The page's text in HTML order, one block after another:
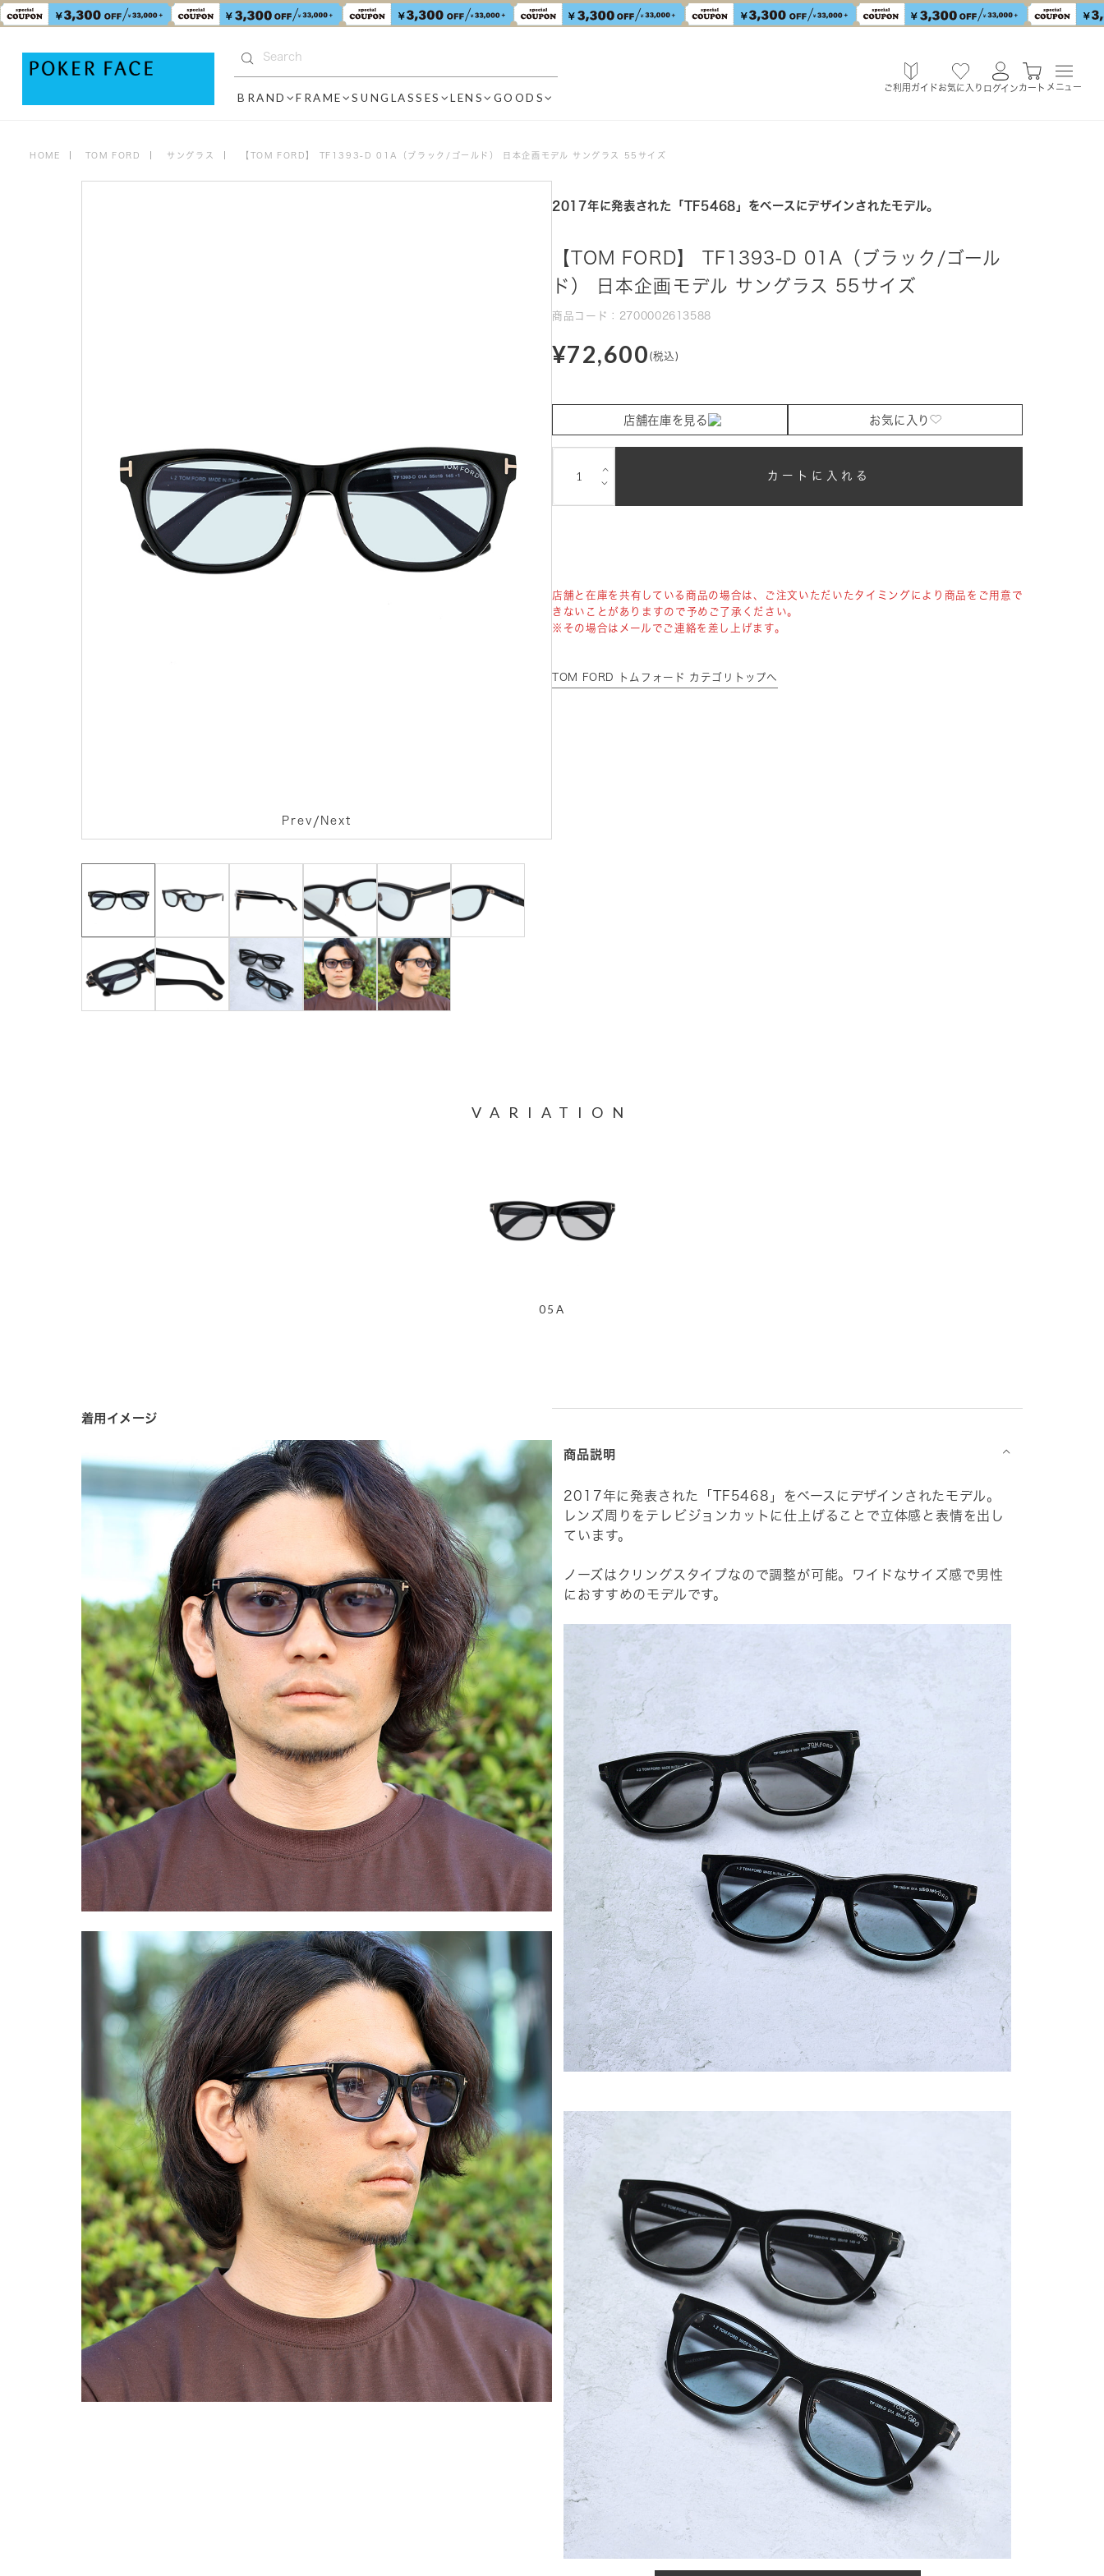
BRAND FRAME SUNGLASSES LENS GOODS
ご利用ガイドお気に入り ログインカート メニュー
HOME TOM FORD サングラス 【TOM FORD】 TF1393-D 01A（ブラック/ゴールド） 日本企画モデル サングラス 55サイズ
Prev / Next
2017年に発表された「TF5468」をベースにデザインされたモデル。
【TOM FORD】 TF1393-D 01A（ブラック/ゴール
ド） 日本企画モデル サングラス 55サイズ
商品コード：2700002613588
¥72,600 (税込)
店舗在庫を見る お気に入り
⌵
⌵
カートに入れる
店舗と在庫を共有している商品の場合は、ご注文いただいたタイミングにより商品をご用意で
きないことがありますので予めご了承ください。
※その場合はメールでご連絡を差し上げます。
TOM FORD トムフォード カテゴリトップへ
VARIATION
05A
着用イメージ
商品説明 ⌵
2017年に発表された「TF5468」をベースにデザインされたモデル。
レンズ周りをテレビジョンカットに仕上げることで立体感と表情を出し
ています。
ノーズはクリングスタイプなので調整が可能。ワイドなサイズ感で男性
におすすめのモデルです。